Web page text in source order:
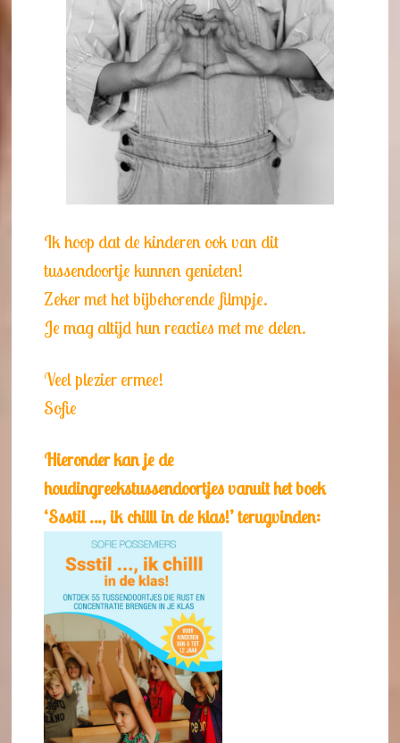
Ik hoop dat de kinderen ook van dit
tussendoortje kunnen genieten!
Zeker met het bijbehorende filmpje.
Je mag altijd hun reacties met me delen.
Veel plezier ermee!
Sofie
Hieronder kan je de
houdingreekstussendoortjes vanuit het boek
‘Ssstil …, ik chilll in de klas!’ terugvinden: